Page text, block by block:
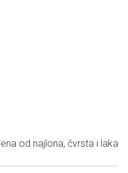
od najlona, čvrsta i laka